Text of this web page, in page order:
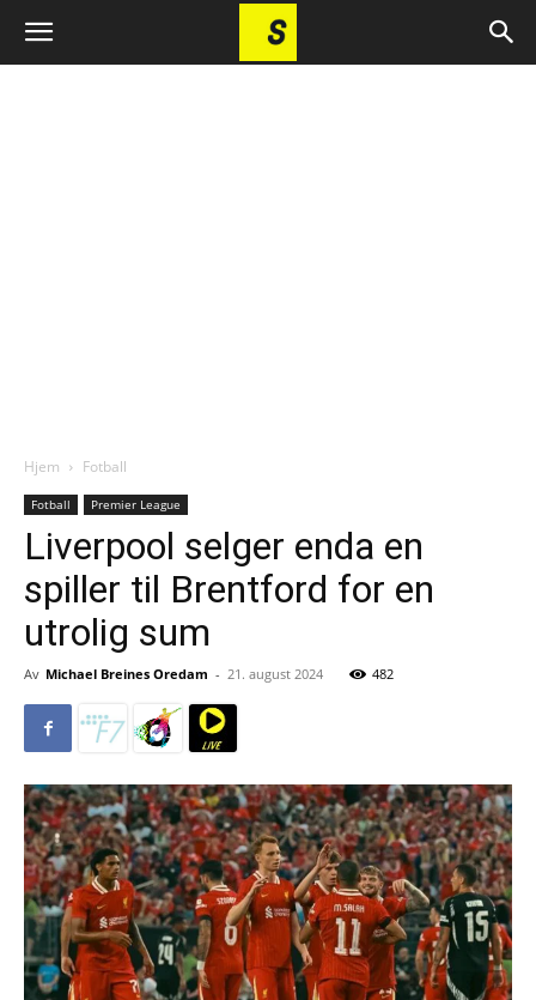
Hjem Fotball
Fotball Premier League
Liverpool selger enda en
spiller til Brentford for en
utrolig sum
Av Michael Breines Oredam - 21. august 2024 482